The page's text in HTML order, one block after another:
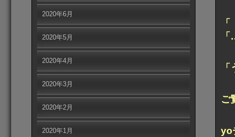
ご
yo
2020年6月
2020年5月
2020年4月
2020年3月
2020年2月
2020年1月